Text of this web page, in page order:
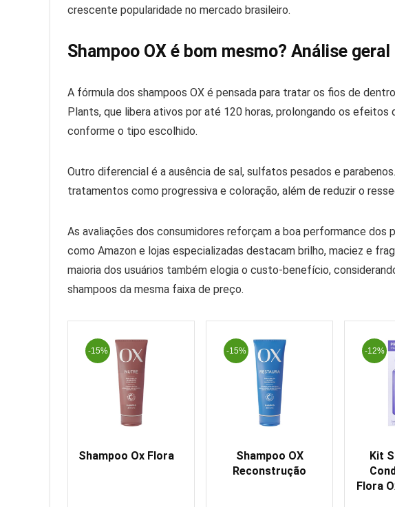
crescente popularidade no mercado brasileiro.
Shampoo OX é bom mesmo? Análise geral
A fórmula dos shampoos OX é pensada para tratar os fios de
Plants, que libera ativos por até 120 horas, prolongando os
conforme o tipo escolhido.
Outro diferencial é a ausência de sal, sulfatos pesados e
tratamentos como progressiva e coloração, além de reduzir o
As avaliações dos consumidores reforçam a boa performance dos
como Amazon e lojas especializadas destacam brilho, maciez e
maioria dos usuários também elogia o custo-benefício,
shampoos da mesma faixa de preço.
-15%
Shampoo Ox Flora
-15%
Shampoo OX
Reconstrução
-12%
Kit
Flora